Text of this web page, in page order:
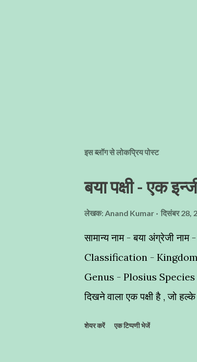
इस ब्लॉग से लोकप्रिय पोस्ट
बया पक्षी - एक
लेखक: Anand Kumar दिसंबर 28,
सामान्य नाम - बया अंग्रेजी नाम
Classification -
Genus - Plosius Species -
दिखने वाला एक पक्षी है , जो
शेयर करें एक टिप्पणी भेजें